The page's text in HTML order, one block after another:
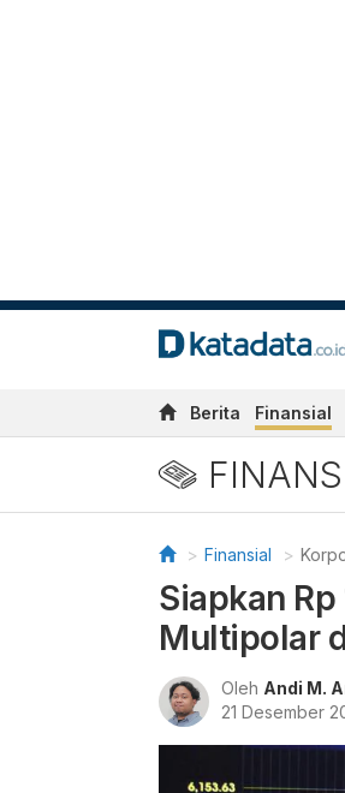
Berita Finansial
Finansial
Siapkan Rp
Multipolar
Oleh Andi M.
21 Desember